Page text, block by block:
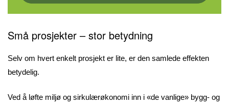
Små prosjekter – stor betydning
Selv om hvert enkelt prosjekt er lite, er den samlede effekten
betydelig.
Ved å løfte miljø og sirkulærøkonomi inn i «de vanlige» bygg- og